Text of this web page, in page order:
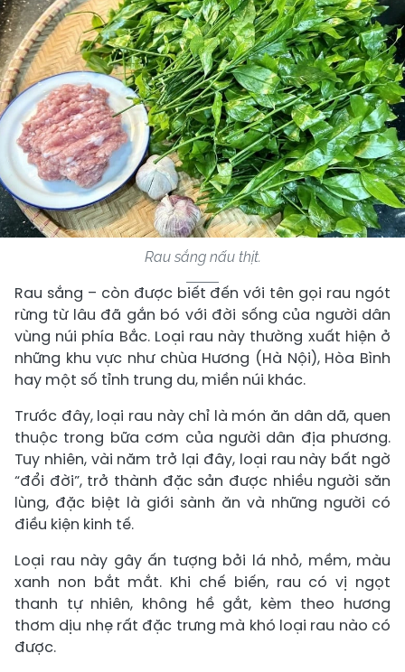
Rau sắng nấu thịt.
Rau sắng – còn được biết đến với tên gọi rau ngót
rừng từ lâu đã gắn bó với đời sống của người dân
vùng núi phía Bắc. Loại rau này thường xuất hiện ở
những khu vực như chùa Hương (Hà Nội), Hòa Bình
hay một số tỉnh trung du, miền núi khác.
Trước đây, loại rau này chỉ là món ăn dân dã, quen
thuộc trong bữa cơm của người dân địa phương.
Tuy nhiên, vài năm trở lại đây, loại rau này bất ngờ
“đổi đời”, trở thành đặc sản được nhiều người săn
lùng, đặc biệt là giới sành ăn và những người có
điều kiện kinh tế.
Loại rau này gây ấn tượng bởi lá nhỏ, mềm, màu
xanh non bắt mắt. Khi chế biến, rau có vị ngọt
thanh tự nhiên, không hề gắt, kèm theo hương
thơm dịu nhẹ rất đặc trưng mà khó loại rau nào có
được.